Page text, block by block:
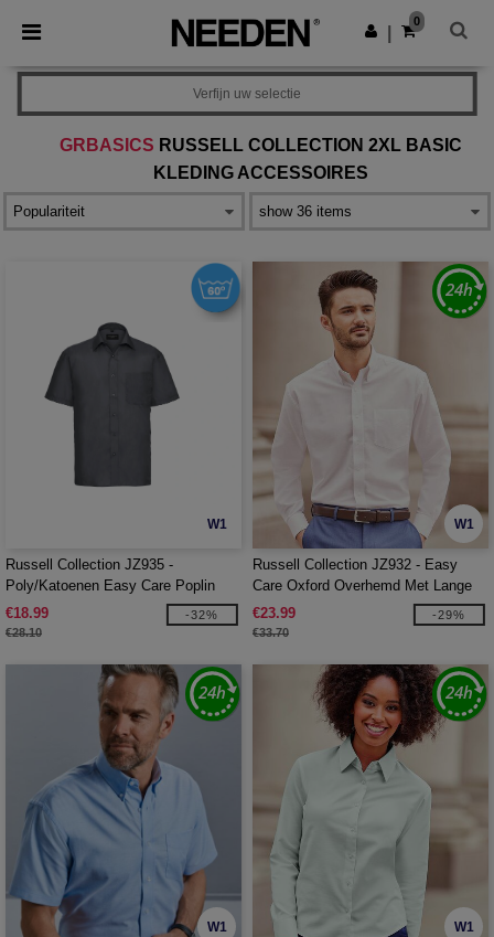
× Needen-app
Betere prijzen in de app!
Download app
0
GRBASICS RUSSELL COLLECTION 2XL BASIC
KLEDING ACCESSOIRES
Verfijn uw selectie
W1
Russell Collection JZ935 -
Poly/Katoenen Easy Care Poplin
Overhemd Met Korte Mouw
€18.99
€28.10
-32%
W1
Russell Collection JZ932 - Easy
Care Oxford Overhemd Met Lange
Mouw
€23.99
€33.70
-29%
W1 W1